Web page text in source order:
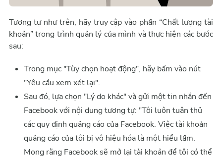
Tương tự như trên, hãy truy cập vào phần “Chất lượng tài
khoản” trong trình quản lý của mình và thực hiện các bước
sau:
Trong mục "Tùy chọn hoạt động", hãy bấm vào nút
"Yêu cầu xem xét lại".
Sau đó, lựa chọn "Lý do khác" và gửi một tin nhắn đến
Facebook với nội dung tương tự: "Tôi luôn tuân thủ
các quy định quảng cáo của Facebook. Việc tài khoản
quảng cáo của tôi bị vô hiệu hóa là một hiểu lầm.
Mong rằng Facebook sẽ mở lại tài khoản để tôi có thể